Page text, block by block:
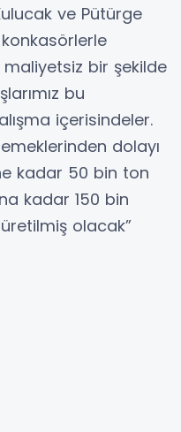
ve Pütürge
maliyetsiz bir şekilde
bu
içerisindeler.
dolayı
kadar 50 bin ton
kadar 150 bin
olacak”